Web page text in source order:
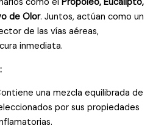
de Olor. Juntos, actúan como un
de las vías aéreas,
inmediata.
una mezcla equilibrada de
por sus propiedades